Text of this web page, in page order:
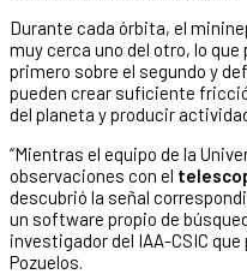
Durante cada órbita, el
muy cerca uno del otro, lo
primero sobre el segundo y
pueden crear suficiente
del planeta y producir
“Mientras el equipo de la
observaciones con el
descubrió la señal
un software propio de
investigador del IAA-CSIC
Pozuelos.